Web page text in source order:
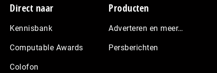
Footer
Direct naar
Kennisbank
Computable Awards
Colofon
Producten
Adverteren en meer…
Persberichten